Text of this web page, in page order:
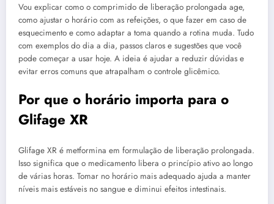
Vou explicar como o comprimido de liberação prolongada age,
como ajustar o horário com as refeições, o que fazer em caso de
esquecimento e como adaptar a toma quando a rotina muda. Tudo
com exemplos do dia a dia, passos claros e sugestões que você
pode começar a usar hoje. A ideia é ajudar a reduzir dúvidas e
evitar erros comuns que atrapalham o controle glicêmico.
Por que o horário importa para o
Glifage XR
Glifage XR é metformina em formulação de liberação prolongada.
Isso significa que o medicamento libera o princípio ativo ao longo
de várias horas. Tomar no horário mais adequado ajuda a manter
níveis mais estáveis no sangue e diminui efeitos intestinais.